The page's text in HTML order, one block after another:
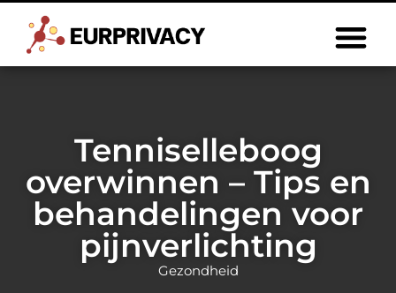
Tenniselleboog
overwinnen – Tips en
behandelingen voor
pijnverlichting
Gezondheid